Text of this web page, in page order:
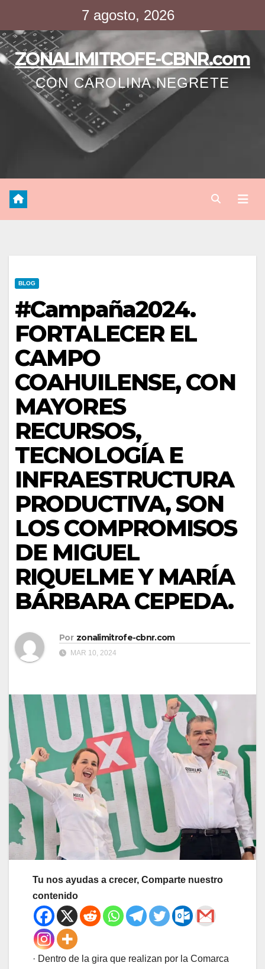
contenido
7 agosto, 2026
ZONALIMITROFE-CBNR.com
CON CAROLINA NEGRETE
BLOG
#Campaña2024.
FORTALECER EL
CAMPO
COAHUILENSE, CON
MAYORES
RECURSOS,
TECNOLOGÍA E
INFRAESTRUCTURA
PRODUCTIVA, SON
LOS COMPROMISOS
DE MIGUEL
RIQUELME Y MARÍA
BÁRBARA CEPEDA.
Por zonalimitrofe-cbnr.com
MAR 10, 2024
Tu nos ayudas a crecer, Comparte nuestro
contenido
· Dentro de la gira que realizan por la Comarca